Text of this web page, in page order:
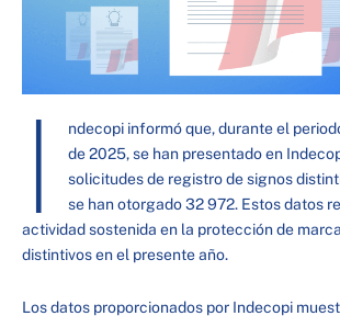
I
ndecopi informó que, durante el
de 2025, se han presentado en
solicitudes de registro de signos
se han otorgado 32 972. Estos datos
actividad sostenida en la protección de
distintivos en el presente año.
Los datos proporcionados por Indecopi